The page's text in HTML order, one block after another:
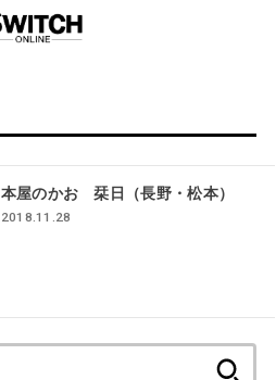
本屋のかお 栞日（長野・松本）
2018.11.28